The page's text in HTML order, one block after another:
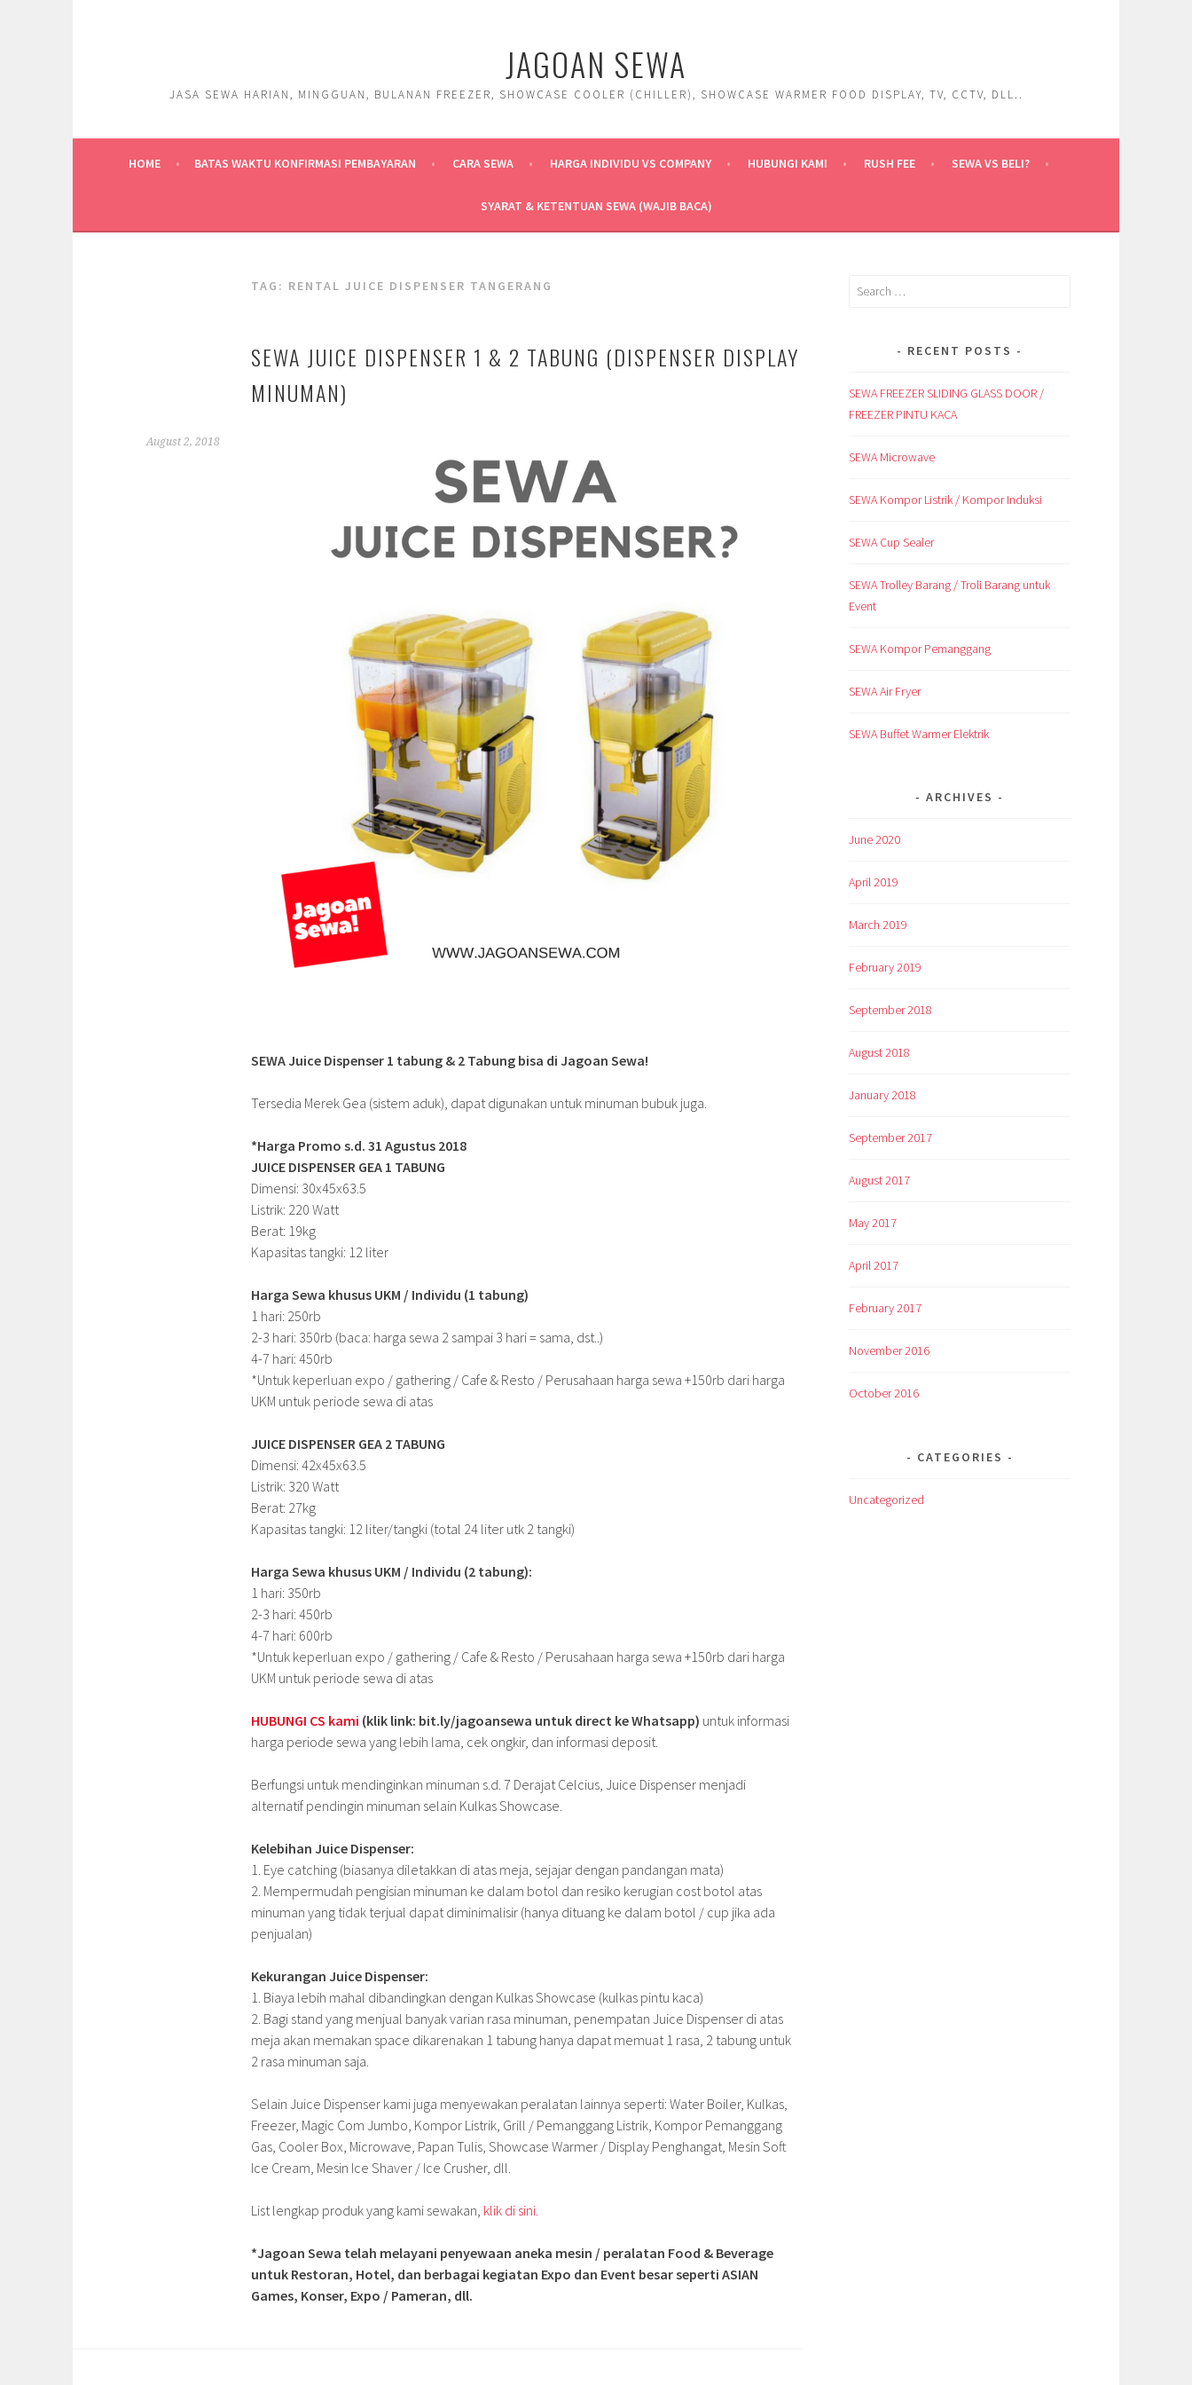
JAGOAN SEWA
JASA SEWA HARIAN, MINGGUAN, BULANAN FREEZER, SHOWCASE COOLER (CHILLER), SHOWCASE WARMER FOOD DISPLAY, TV, CCTV, DLL..
HOME BATAS WAKTU KONFIRMASI PEMBAYARAN CARA SEWA HARGA INDIVIDU VS COMPANY HUBUNGI KAMI RUSH FEE SEWA VS BELI?
SYARAT & KETENTUAN SEWA (WAJIB BACA)
TAG: RENTAL JUICE DISPENSER TANGERANG
SEWA JUICE DISPENSER 1 & 2 TABUNG (DISPENSER DISPLAY
MINUMAN)
August 2, 2018
SEWA Juice Dispenser 1 tabung & 2 Tabung bisa di Jagoan Sewa!
Tersedia Merek Gea (sistem aduk), dapat digunakan untuk minuman bubuk juga.
*Harga Promo s.d. 31 Agustus 2018
JUICE DISPENSER GEA 1 TABUNG
Dimensi: 30x45x63.5
Listrik: 220 Watt
Berat: 19kg
Kapasitas tangki: 12 liter
Harga Sewa khusus UKM / Individu (1 tabung)
1 hari: 250rb
2-3 hari: 350rb (baca: harga sewa 2 sampai 3 hari = sama, dst..)
4-7 hari: 450rb
*Untuk keperluan expo / gathering / Cafe & Resto / Perusahaan harga sewa +150rb dari harga
UKM untuk periode sewa di atas
JUICE DISPENSER GEA 2 TABUNG
Dimensi: 42x45x63.5
Listrik: 320 Watt
Berat: 27kg
Kapasitas tangki: 12 liter/tangki (total 24 liter utk 2 tangki)
Harga Sewa khusus UKM / Individu (2 tabung):
1 hari: 350rb
2-3 hari: 450rb
4-7 hari: 600rb
*Untuk keperluan expo / gathering / Cafe & Resto / Perusahaan harga sewa +150rb dari harga
UKM untuk periode sewa di atas
HUBUNGI CS kami (klik link: bit.ly/jagoansewa untuk direct ke Whatsapp) untuk informasi
harga periode sewa yang lebih lama, cek ongkir, dan informasi deposit.
Berfungsi untuk mendinginkan minuman s.d. 7 Derajat Celcius, Juice Dispenser menjadi
alternatif pendingin minuman selain Kulkas Showcase.
Kelebihan Juice Dispenser:
1. Eye catching (biasanya diletakkan di atas meja, sejajar dengan pandangan mata)
2. Mempermudah pengisian minuman ke dalam botol dan resiko kerugian cost botol atas
minuman yang tidak terjual dapat diminimalisir (hanya dituang ke dalam botol / cup jika ada
penjualan)
Kekurangan Juice Dispenser:
1. Biaya lebih mahal dibandingkan dengan Kulkas Showcase (kulkas pintu kaca)
2. Bagi stand yang menjual banyak varian rasa minuman, penempatan Juice Dispenser di atas
meja akan memakan space dikarenakan 1 tabung hanya dapat memuat 1 rasa, 2 tabung untuk
2 rasa minuman saja.
Selain Juice Dispenser kami juga menyewakan peralatan lainnya seperti: Water Boiler, Kulkas,
Freezer, Magic Com Jumbo, Kompor Listrik, Grill / Pemanggang Listrik, Kompor Pemanggang
Gas, Cooler Box, Microwave, Papan Tulis, Showcase Warmer / Display Penghangat, Mesin Soft
Ice Cream, Mesin Ice Shaver / Ice Crusher, dll.
List lengkap produk yang kami sewakan, klik di sini.
*Jagoan Sewa telah melayani penyewaan aneka mesin / peralatan Food & Beverage
untuk Restoran, Hotel, dan berbagai kegiatan Expo dan Event besar seperti ASIAN
Games, Konser, Expo / Pameran, dll.
Search
RECENT POSTS
SEWA FREEZER SLIDING GLASS DOOR /
FREEZER PINTU KACA
SEWA Microwave
SEWA Kompor Listrik / Kompor Induksi
SEWA Cup Sealer
SEWA Trolley Barang / Troli Barang untuk
Event
SEWA Kompor Pemanggang
SEWA Air Fryer
SEWA Buffet Warmer Elektrik
ARCHIVES
June 2020
April 2019
March 2019
February 2019
September 2018
August 2018
January 2018
September 2017
August 2017
May 2017
April 2017
February 2017
November 2016
October 2016
CATEGORIES
Uncategorized